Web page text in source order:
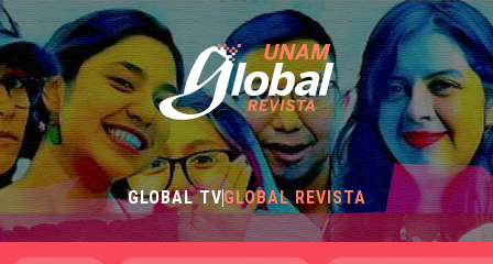
GLOBAL TVGLOBAL REVISTA